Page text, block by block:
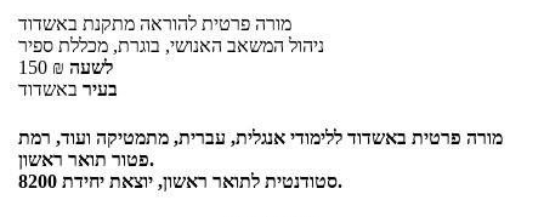
מורה פרטית להוראה מתקנת באשדוד
ניהול המשאב האנושי, בוגרת, מכללת ספיר
150 ₪ לשעה
בעיר באשדוד
מורה פרטית באשדוד ללימודי אנגלית, עברית, מתמטיקה ועוד, רמת
פטור תואר ראשון.
סטודנטית לתואר ראשון, יוצאת יחידת 8200.